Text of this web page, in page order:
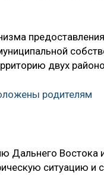
двух
родителям
Дальнего Востока
ситуацию и